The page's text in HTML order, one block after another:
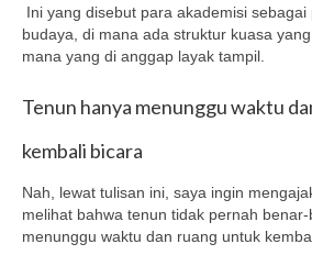
Ini yang disebut para akademisi
budaya, di mana ada struktur kuasa
mana yang di anggap layak tampil.
Tenun hanya menunggu waktu
kembali bicara
Nah, lewat tulisan ini, saya ingin
melihat bahwa tenun tidak pernah
menunggu waktu dan ruang untuk